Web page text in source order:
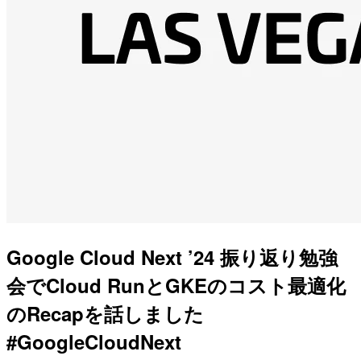
Google Cloud Next ’24 振り返り勉強
会でCloud RunとGKEのコスト最適化
のRecapを話しました
#GoogleCloudNext